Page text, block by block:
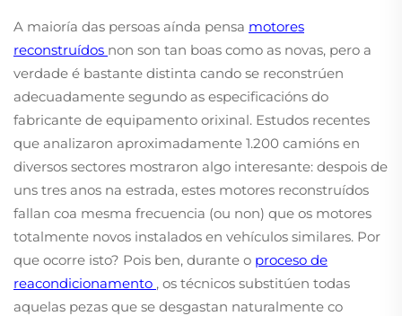
A maioría das persoas aínda pensa motores
reconstruídos non son tan boas como as novas, pero a
verdade é bastante distinta cando se reconstrúen
adecuadamente segundo as especificacións do
fabricante de equipamento orixinal. Estudos recentes
que analizaron aproximadamente 1.200 camións en
diversos sectores mostraron algo interesante: despois de
uns tres anos na estrada, estes motores reconstruídos
fallan coa mesma frecuencia (ou non) que os motores
totalmente novos instalados en vehículos similares. Por
que ocorre isto? Pois ben, durante o proceso de
reacondicionamento , os técnicos substitúen todas
aquelas pezas que se desgastan naturalmente co